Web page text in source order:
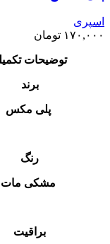
اسپری
۱۷۰,۰۰۰ تومان
توضیحات
برند
پلی مکس
رنگ
مشکی مات
براقیت